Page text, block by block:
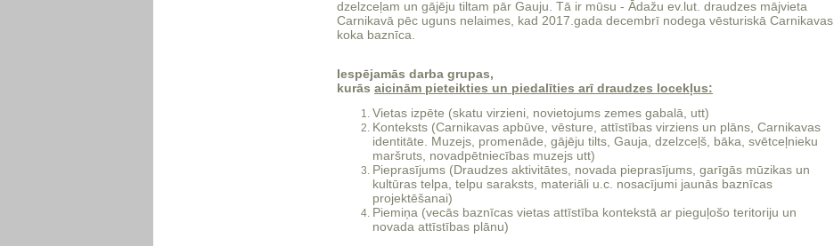
dzelzceļam un gājēju tiltam pār Gauju. Tā ir mūsu - Ādažu ev.lut. draudzes mājvieta
Carnikavā pēc uguns nelaimes, kad 2017.gada decembrī nodega vēsturiskā Carnikavas
koka baznīca.
Iespējamās darba grupas,
kurās aicinām pieteikties un piedalīties arī draudzes locekļus:
Vietas izpēte (skatu virzieni, novietojums zemes gabalā, utt)
Konteksts (Carnikavas apbūve, vēsture, attīstības virziens un plāns, Carnikavas
identitāte. Muzejs, promenāde, gājēju tilts, Gauja, dzelzceļš, bāka, svētceļnieku
maršruts, novadpētniecības muzejs utt)
Pieprasījums (Draudzes aktivitātes, novada pieprasījums, garīgās mūzikas un
kultūras telpa, telpu saraksts, materiāli u.c. nosacījumi jaunās baznīcas
projektēšanai)
Piemiņa (vecās baznīcas vietas attīstība kontekstā ar pieguļošo teritoriju un
novada attīstības plānu)